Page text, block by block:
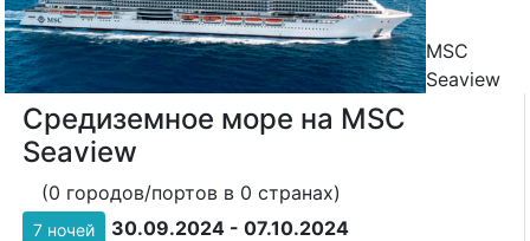
MSC
Seaview
Средиземное море на MSC
Seaview
(0 городов/портов в 0 странах)
7 ночей 30.09.2024 - 07.10.2024